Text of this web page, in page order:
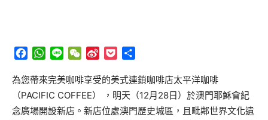
Facebook
WhatsApp
Line WeChat
Sina
Pocket
為您帶來完美咖啡享受的美式連鎖咖啡店太平洋咖啡
（PACIFIC COFFEE） ，明天（12月28日）於澳門耶穌會紀
念廣場開設新店。新店位處澳門歷史城區，且毗鄰世界文化遺